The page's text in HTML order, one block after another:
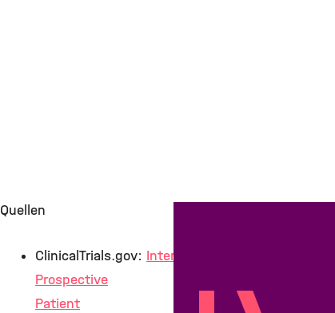
Quellen
ClinicalTrials.gov: International
Prospective
Patient